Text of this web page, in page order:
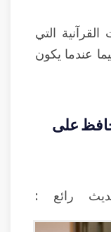
التي
عندما يكون
على
رائع :